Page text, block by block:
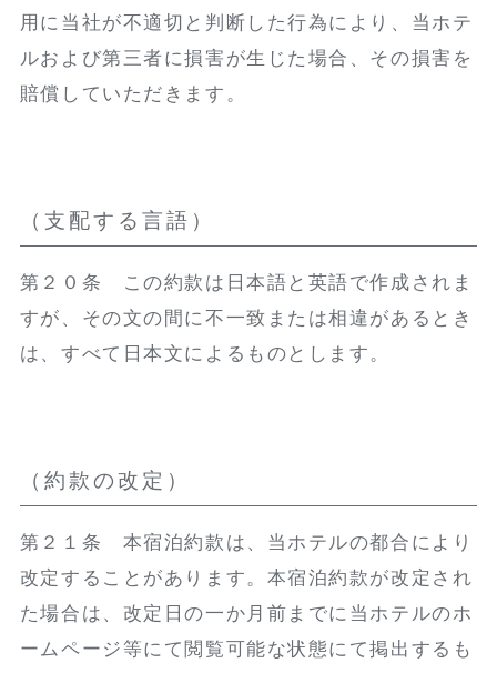
用に当社が不適切と判断した行為により、当ホテ
ルおよび第三者に損害が生じた場合、その損害を
賠償していただきます。
（支配する言語）
第２０条 この約款は日本語と英語で作成されま
すが、その文の間に不一致または相違があるとき
は、すべて日本文によるものとします。
（約款の改定）
第２１条 本宿泊約款は、当ホテルの都合により
改定することがあります。本宿泊約款が改定され
た場合は、改定日の一か月前までに当ホテルのホ
ームページ等にて閲覧可能な状態にて掲出するも